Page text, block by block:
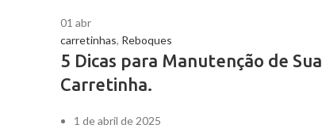
01 abr
carretinhas, Reboques
5 Dicas para Manutenção de Sua
Carretinha.
1 de abril de 2025